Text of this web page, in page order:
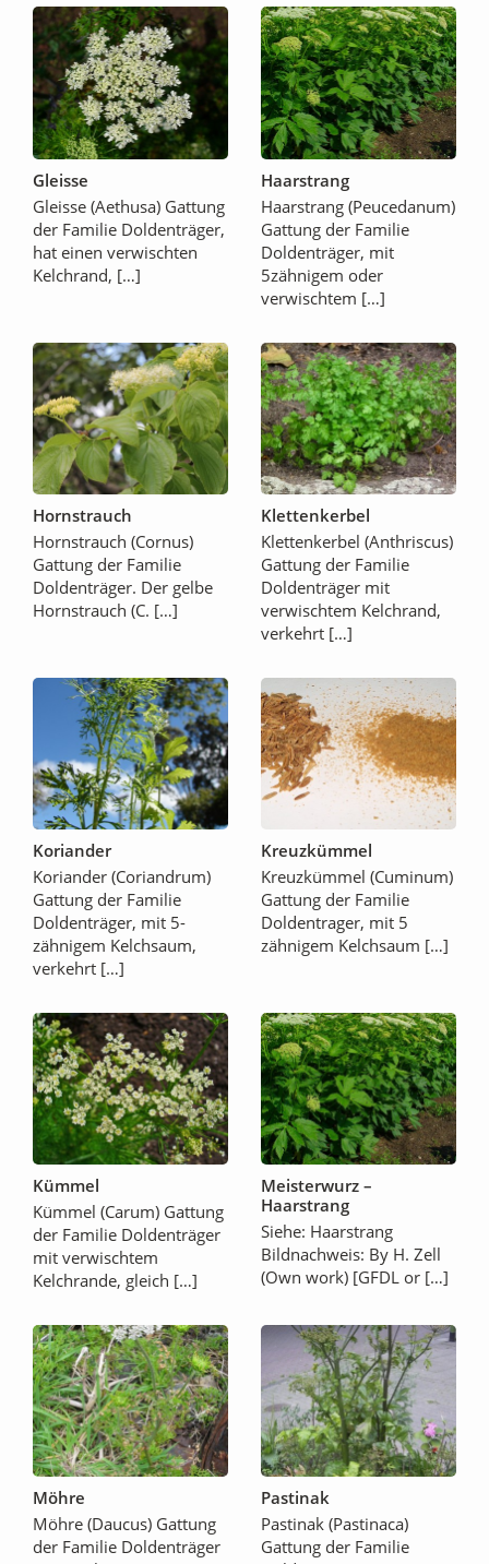
Gleisse
Gleisse (Aethusa) Gattung
der Familie Doldenträger,
hat einen verwischten
Kelchrand, […]
Haarstrang
Haarstrang (Peucedanum)
Gattung der Familie
Doldenträger, mit
5zähnigem oder
verwischtem […]
Hornstrauch
Hornstrauch (Cornus)
Gattung der Familie
Doldenträger. Der gelbe
Hornstrauch (C. […]
Klettenkerbel
Klettenkerbel (Anthriscus)
Gattung der Familie
Doldenträger mit
verwischtem Kelchrand,
verkehrt […]
Koriander
Koriander (Coriandrum)
Gattung der Familie
Doldenträger, mit 5-
zähnigem Kelchsaum,
verkehrt […]
Kreuzkümmel
Kreuzkümmel (Cuminum)
Gattung der Familie
Doldentrager, mit 5
zähnigem Kelchsaum […]
Kümmel
Kümmel (Carum) Gattung
der Familie Doldenträger
mit verwischtem
Kelchrande, gleich […]
Meisterwurz –
Haarstrang
Siehe: Haarstrang
Bildnachweis: By H. Zell
(Own work) [GFDL or […]
Möhre
Möhre (Daucus) Gattung
der Familie Doldenträger
Pastinak
Pastinak (Pastinaca)
Gattung der Familie